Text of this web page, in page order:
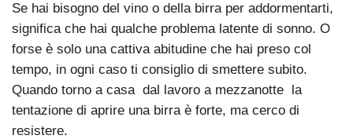
Se hai bisogno del vino o della birra per addormentarti,
significa che hai qualche problema latente di sonno. O
forse è solo una cattiva abitudine che hai preso col
tempo, in ogni caso ti consiglio di smettere subito.
Quando torno a casa dal lavoro a mezzanotte la
tentazione di aprire una birra è forte, ma cerco di
resistere.